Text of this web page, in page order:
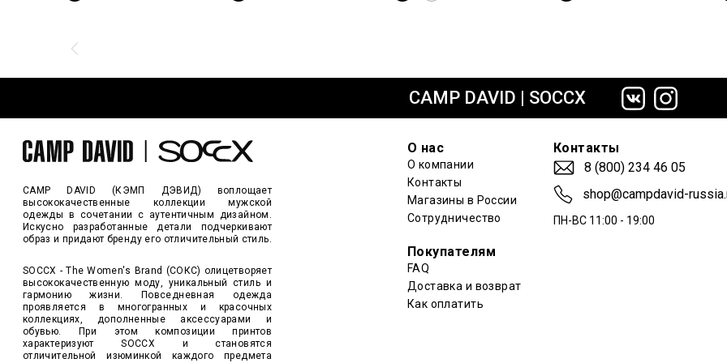
CAMP DAVID | SOCCX
CAMP DAVID (КЭМП ДЭВИД) воплощает
высококачественные коллекции мужской
одежды в сочетании с аутентичным дизайном.
Искусно разработанные детали подчеркивают
образ и придают бренду его отличительный стиль.
SOCCX - The Women's Brand (СОКС) олицетворяет
высококачественную моду, уникальный стиль и
гармонию жизни. Повседневная одежда
проявляется в многогранных и красочных
коллекциях, дополненные аксессуарами и
обувью. При этом композиции принтов
характеризуют SOCCX и становятся
отличительной изюминкой каждого предмета
О нас
О компании
Контакты
Магазины в России
Сотрудничество
Покупателям
FAQ
Доставка и возврат
Как оплатить
Контакты
8 (800) 234 46 05
shop@campdavid-
ПН-ВС 11:00 - 19:00